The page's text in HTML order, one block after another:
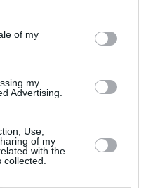
of my
my
Advertising.
Use,
of my
with the